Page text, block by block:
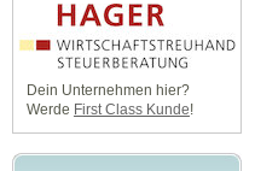
Dein Unternehmen hier?
Werde First Class Kunde!